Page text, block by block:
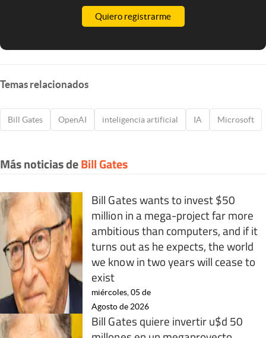
Quiero registrarme
Temas relacionados
Bill Gates OpenAI inteligencia artificial IA Microsoft
Más noticias deBill Gates
Bill Gates wants to invest $50
million in a mega-project far more
ambitious than computers, and if it
turns out as he expects, the world
we know in two years will cease to
exist
miércoles, 05 de
Agosto de 2026
Bill Gates quiere invertir u$d 50